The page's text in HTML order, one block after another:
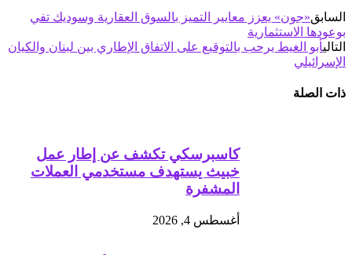
السابق«جون» يعزز معايير التميز بالسوق العقارية وسوديك تفي
بوعودها الاستثمارية
التاليأبو الغيط يرحب بالتوقيع على الاتفاق الإطاري بين لبنان والكيان
الإسرائيلي
ذات الصلة
كاسبرسكي تكشف عن إطار عمل
خبيث يستهدف مستخدمي العملات
المشفرة
أغسطس 4, 2026